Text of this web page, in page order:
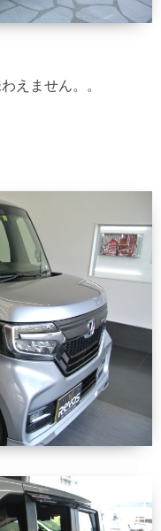
えません。。